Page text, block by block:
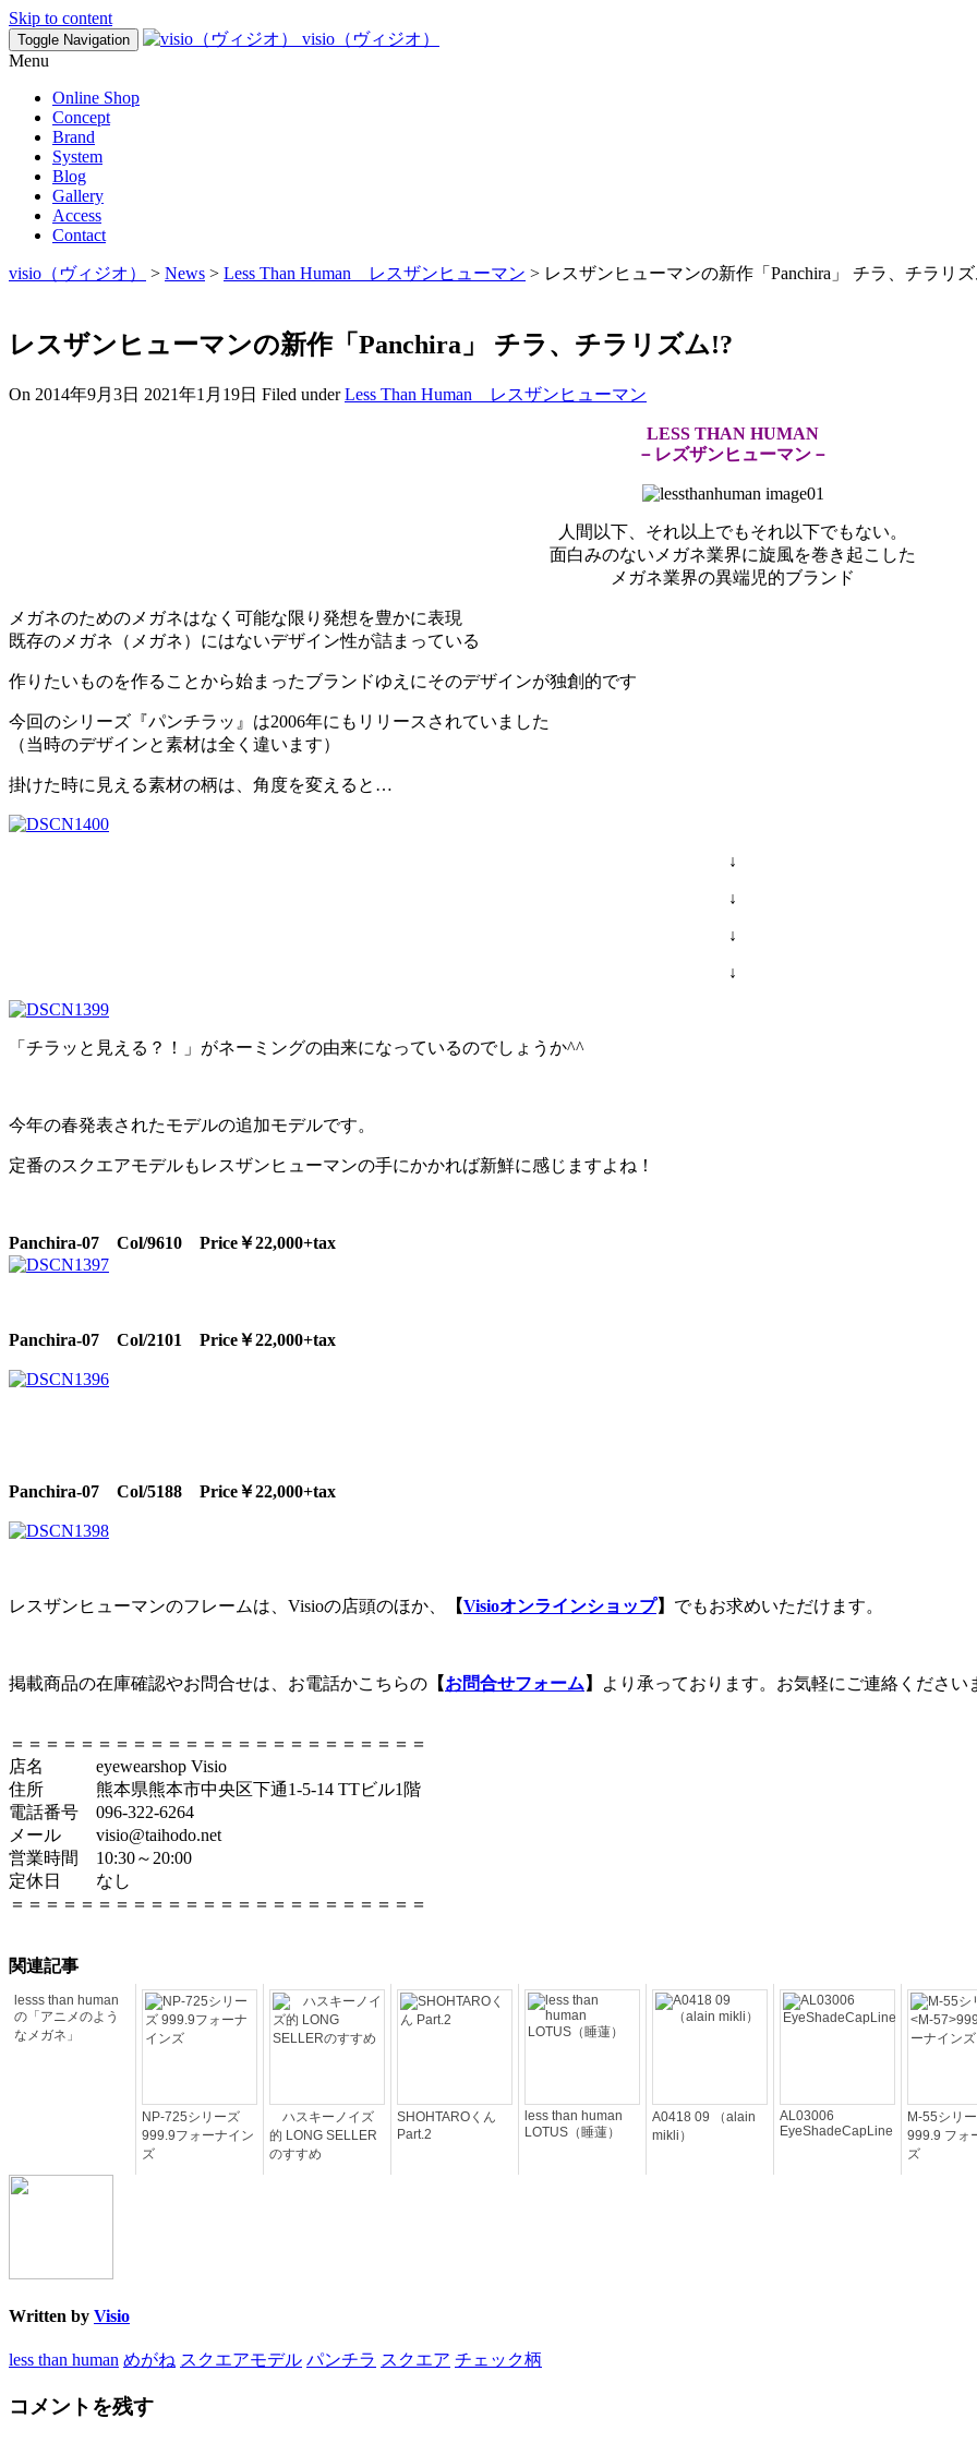
Skip to content
Toggle Navigation
visio（ヴィジオ）
Menu
Online Shop
Concept
Brand
System
Blog
Gallery
Access
Contact
visio（ヴィジオ） > News > Less Than Human レスザンヒューマン > レスザンヒューマンの新作「Panchira」 チラ、チラリ
レスザンヒューマンの新作「Panchira」 チラ、チラリズム!?
On 2014年9月3日 2021年1月19日 Filed underLess Than Human レスザンヒューマン
LESS THAN HUMAN
－レズザンヒューマン－
人間以下、それ以上でもそれ以下でもない。
面白みのないメガネ業界に旋風を巻き起こした
メガネ業界の異端児的ブランド
メガネのためのメガネはなく可能な限り発想を豊かに表現
既存のメガネ（メガネ）にはないデザイン性が詰まっている
作りたいものを作ることから始まったブランドゆえにそのデザインが独創的です
今回のシリーズ『パンチラッ』は2006年にもリリースされていました
（当時のデザインと素材は全く違います）
掛けた時に見える素材の柄は、角度を変えると…
↓
↓
↓
↓
「チラッと見える？！」がネーミングの由来になっているのでしょうか^^
今年の春発表されたモデルの追加モデルです。
定番のスクエアモデルもレスザンヒューマンの手にかかれば新鮮に感じますよね！
Panchira-07 Col/9610 Price￥22,000+tax
Panchira-07 Col/2101 Price￥22,000+tax
Panchira-07 Col/5188 Price￥22,000+tax
レスザンヒューマンのフレームは、Visioの店頭のほか、 【Visioオンラインショップ】 でもお求めいただけます。
掲載商品の在庫確認やお問合せは、お電話かこちらの 【お問合せフォーム 】 より承っております。お気軽にご連絡ください
＝＝＝＝＝＝＝＝＝＝＝＝＝＝＝＝＝＝＝＝＝＝＝＝
店名 eyewearshop Visio
住所 熊本県熊本市中央区下通1-5-14 TTビル1階
電話番号 096-322-6264
メール visio@taihodo.net
営業時間 10:30～20:00
定休日 なし
＝＝＝＝＝＝＝＝＝＝＝＝＝＝＝＝＝＝＝＝＝＝＝＝
関連記事
lesss than human
の「アニメのよう
なメガネ」
NP-725シリーズ
999.9フォーナイン
ズ
ハスキーノイズ
的 LONG SELLER
のすすめ
SHOHTAROくん
Part.2
less than human
LOTUS（睡蓮）
A0418 09 （alain
mikli）
AL03006
EyeShadeCapLine
M-55シリ
999.9 フォ
ズ
Written by Visio
less than human めがね スクエアモデル パンチラ スクエア チェック柄
コメントを残す